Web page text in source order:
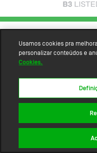
Usamos cookies pra
personalizar conteúdos e
Cookies.